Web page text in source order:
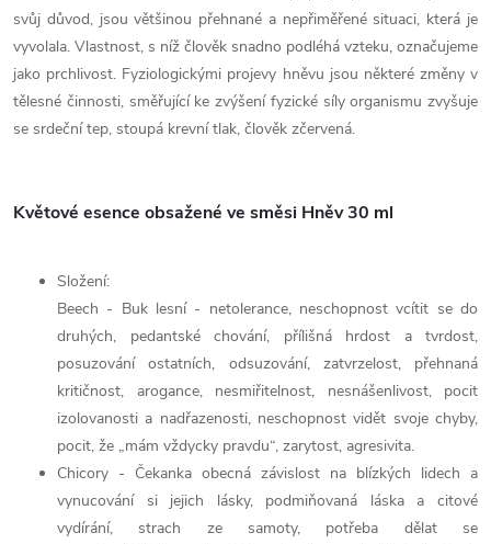
svůj důvod, jsou většinou přehnané a nepřiměřené situaci, která je
vyvolala. Vlastnost, s níž člověk snadno podléhá vzteku, označujeme
jako prchlivost. Fyziologickými projevy hněvu jsou některé změny v
tělesné činnosti, směřující ke zvýšení fyzické síly organismu zvyšuje
se srdeční tep, stoupá krevní tlak, člověk zčervená.
Květové esence obsažené ve směsi Hněv 30 ml
Složení:
Beech - Buk lesní - netolerance, neschopnost vcítit se do
druhých, pedantské chování, přílišná hrdost a tvrdost,
posuzování ostatních, odsuzování, zatvrzelost, přehnaná
kritičnost, arogance, nesmiřitelnost, nesnášenlivost, pocit
izolovanosti a nadřazenosti, neschopnost vidět svoje chyby,
pocit, že „mám vždycky pravdu“, zarytost, agresivita.
Chicory - Čekanka obecná závislost na blízkých lidech a
vynucování si jejich lásky, podmiňovaná láska a citové
vydírání, strach ze samoty, potřeba dělat se